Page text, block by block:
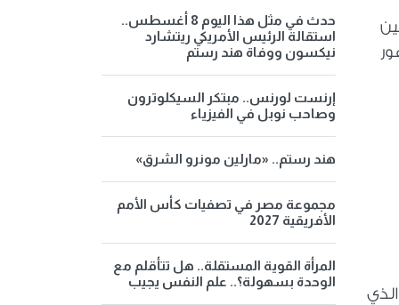
حدث في مثل هذا اليوم 8 أغسطس..
استقالة الرئيس الأمريكي ريتشارد
نيكسون ووفاة هند رستم
إرنست لورنس.. مبتكر السيكلوترون
وصاحب نوبل في الفيزياء
هند رستم.. «مارلين مونرو الشرق»
مجموعة مصر في تصفيات كأس الأمم
الأفريقية 2027
المرأة القوية المستقلة.. هل تتأقلم مع
الوحدة بسهولة؟.. علم النفس يجيب